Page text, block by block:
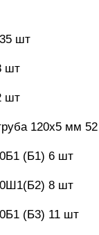
шт
шт
шт
120х5 мм
(Б1) 6 шт
8 шт
(Б3) 11 шт